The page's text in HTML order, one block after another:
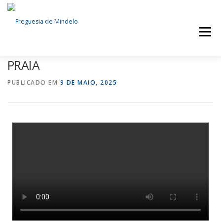
Menu
FREGUESIA
PRAIA
PUBLICADO EM 9 DE MAIO, 2025